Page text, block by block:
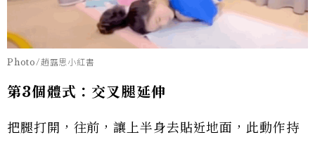
Photo/趙露思小紅書
第3個體式：交叉腿延伸
把腿打開，往前，讓上半身去貼近地面，此動作持